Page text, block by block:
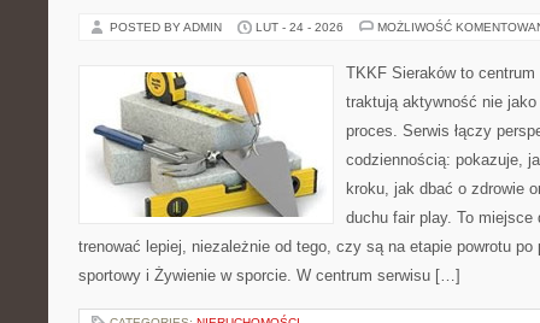
POSTED BY ADMIN LUT - 24 - 2026 MOŻLIWOŚĆ
TKKF Sieraków to
traktują aktywność nie
proces. Serwis łączy
codziennością: pokazuje,
kroku, jak dbać o zdrowie
duchu fair play. To
trenować lepiej, niezależnie od tego, czy są na etapie powrotu
sportowy i Żywienie w sporcie. W centrum serwisu […]